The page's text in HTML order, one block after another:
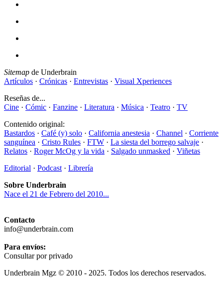
Sitemap de Underbrain
Artículos · Crónicas · Entrevistas · Visual Xperiences
Reseñas de...
Cine · Cómic · Fanzine · Literatura · Música · Teatro · TV
Contenido original:
Bastardos · Café (y) solo · California anestesia · Channel · Corriente
sanguínea · Cristo Rules · FTW · La siesta del borrego salvaje ·
Relatos · Roger McOg y la vida · Salgado unmasked · Viñetas
Editorial · Podcast · Librería
Sobre Underbrain
Nace el 21 de Febrero del 2010...
Contacto
info@underbrain.com
Para envíos:
Consultar por privado
Underbrain Mgz © 2010 - 2025. Todos los derechos reservados.